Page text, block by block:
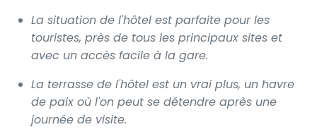
La situation de l'hôtel est parfaite pour les
touristes, près de tous les principaux sites et
avec un accès facile à la gare.
La terrasse de l'hôtel est un vrai plus, un havre
de paix où l'on peut se détendre après une
journée de visite.